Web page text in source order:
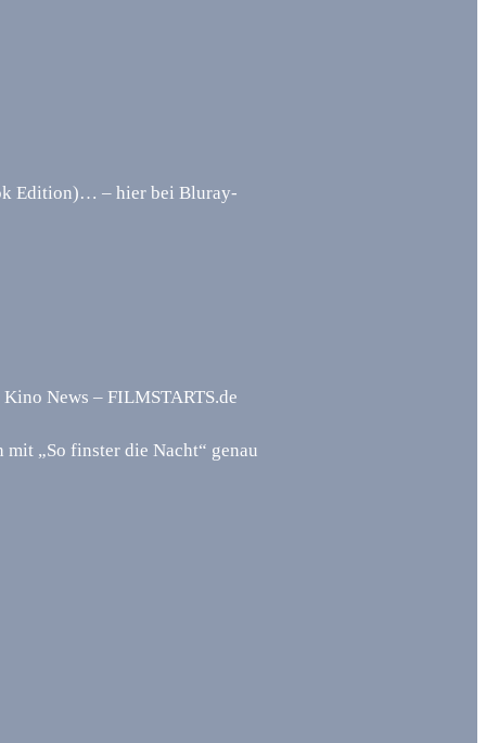
Edition)… – hier bei Bluray-
News – FILMSTARTS.de
„So finster die Nacht“ genau